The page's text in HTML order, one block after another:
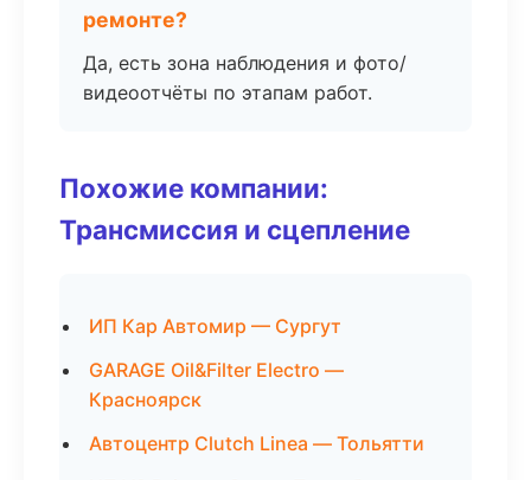
ремонте?
Да, есть зона наблюдения и фото/
видеоотчёты по этапам работ.
Похожие компании:
Трансмиссия и сцепление
ИП Кар Автомир — Сургут
GARAGE Oil&Filter Electro —
Красноярск
Автоцентр Clutch Linea — Тольятти